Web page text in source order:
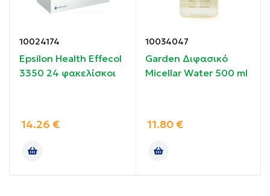
Συνιστάται να το ψεκάσετε πίσω από τους λοβούς
του αυτιού σας – αυτή η περιοχή είναι ένα παλμικό
θα ενισχύσει το άρωμα.
μην ψεκάσετε το άρωμα σε λευκά και ανοιχτόχρωμα
Συστατικά:
10024174
Epsilon Health Effecol
3350 24 φακελίσκοι
14.26 €
10034047
Garden Διφασικό
Micellar Water 500 ml
11.80 €